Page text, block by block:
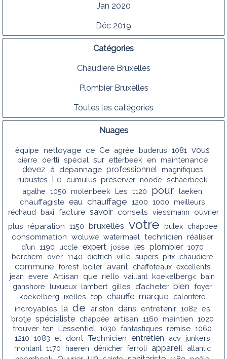
Jan 2020
Déc 2019
Catégories
Chaudiere Bruxelles
Plombier Bruxelles
Toutes les catégories
Nuages
équipe nettoyage ce Ce agrée buderus 1081 vous
pierre oertli spécial sur etterbeek en maintenance
devez à dépannage professionnel
magnifiques
rubustes
Le cumulus préserver noode schaerbeek
agathe 1050 molenbeek Les 1120 pour laeken
chauffagiste eau chauffage 1200 1000
meilleurs
réchaud
baxi facture savoir conseils viessmann ouvrier
plus réparation 1150 bruxelles votre bulex chappee
consommation woluwe watermael technicien réaliser
d’un 1190 uccle expert josse les plombier 1070
berchem
over 1140 dietrich ville supers prix chaudiere
commune forest boiler avant chaffoteaux excellents
jean evere Artisan que riello vaillant koekelberg<
bain
ganshore
luxueux lambert gilles d’acheter bien foyer
koekelberg
ixelles top chauffe marque calorifère
incroyables la de ariston dans entretenir 1082 es
brotje spécialiste chappée artisan 1160 maintien 1020
trouver ten L'essentiel 1030 fantastiques remise 1060
1210 1083 et dont Technicien entretien acv
junkers
montant 1170 haeren dénicher ferroli appareil
atlantic